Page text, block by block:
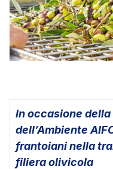
In occasione
dell’Ambiente
frantoiani nella
filiera olivicola